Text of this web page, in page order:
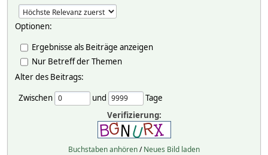
Optionen:
Ergebnisse als Beiträge anzeigen
Nur Betreff der Themen
Alter des Beitrags:
Zwischen
und
Tage
Verifizierung:
Buchstaben anhören/Neues Bild laden